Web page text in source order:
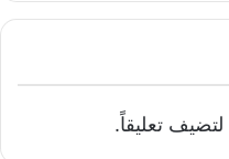
لتضيف تعليقاً.